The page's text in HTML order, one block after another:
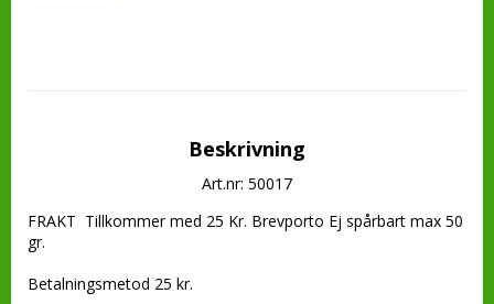
Beskrivning
Art.nr: 50017
FRAKT  Tillkommer med 25 Kr. Brevporto Ej spårbart max 50
gr.
Betalningsmetod 25 kr.